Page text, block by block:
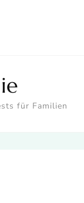
für Familien